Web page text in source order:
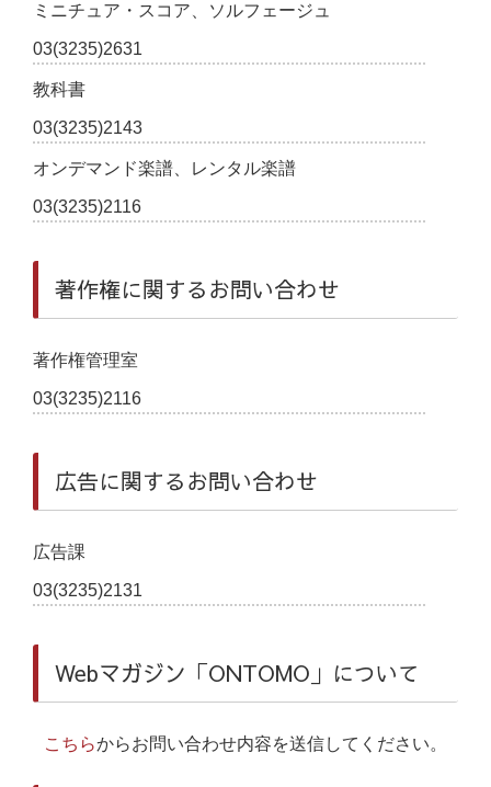
ミニチュア・スコア、ソルフェージュ
03(3235)2631
教科書
03(3235)2143
オンデマンド楽譜、レンタル楽譜
03(3235)2116
著作権に関するお問い合わせ
著作権管理室
03(3235)2116
広告に関するお問い合わせ
広告課
03(3235)2131
Webマガジン「ONTOMO」について
こちらからお問い合わせ内容を送信してください。